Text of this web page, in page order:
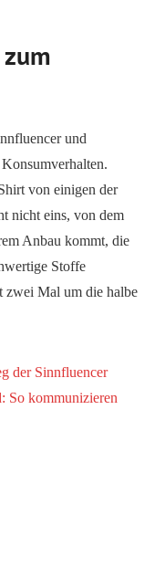
und
von einigen der
nicht eins, von dem
Anbau kommt, die
Stoffe
zwei Mal um die halbe
der Sinnfluencer
So kommunizieren